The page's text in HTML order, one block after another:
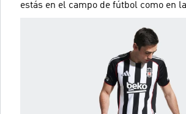
estás en el campo de fútbol como en